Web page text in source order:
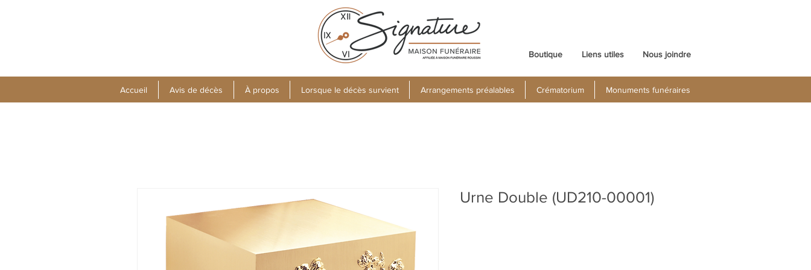
Boutique Liens utiles Nous joindre
Accueil Avis de décès À propos Lorsque le décès survient Arrangements préalables Crématorium Monuments funéraires
Urne Double (UD210-00001)